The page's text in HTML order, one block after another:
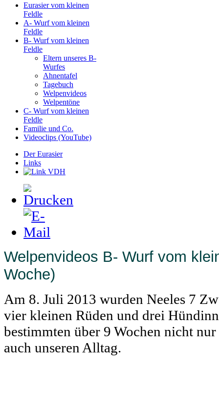
Eurasier vom kleinen
Feldle
A- Wurf vom kleinen
Feldle
B- Wurf vom kleinen
Feldle
Eltern unseres B-
Wurfes
Ahnentafel
Tagebuch
Welpenvideos
Welpentöne
C- Wurf vom kleinen
Feldle
Familie und Co.
Videoclips (YouTube)
Der Eurasier
Links
Welpenvideos B- Wurf vom
Woche)
Am 8. Juli 2013 wurden Neeles 7
vier kleinen Rüden und drei
bestimmten über 9 Wochen nicht
auch unseren Alltag.